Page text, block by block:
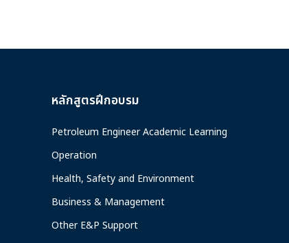
หลักสูตรฝึกอบรม
Petroleum Engineer Academic Learning
Operation
Health, Safety and Environment
Business & Management
Other E&P Support